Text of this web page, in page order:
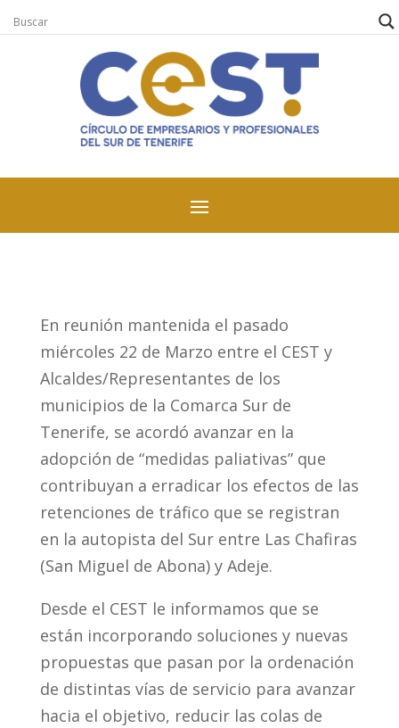
En reunión mantenida el pasado
miércoles 22 de Marzo entre el CEST y
Alcaldes/Representantes de los
municipios de la Comarca Sur de
Tenerife, se acordó avanzar en la
adopción de “medidas paliativas” que
contribuyan a erradicar los efectos de las
retenciones de tráfico que se registran
en la autopista del Sur entre Las Chafiras
(San Miguel de Abona) y Adeje.
Desde el CEST le informamos que se
están incorporando soluciones y nuevas
propuestas que pasan por la ordenación
de distintas vías de servicio para avanzar
hacia el objetivo, reducir las colas de